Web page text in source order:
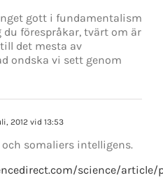
gott i fundamentalism
du förespråkar, tvärt om är
det mesta av
ondska vi sett genom
2012 vid 13:53
somaliers intelligens.
science/article/